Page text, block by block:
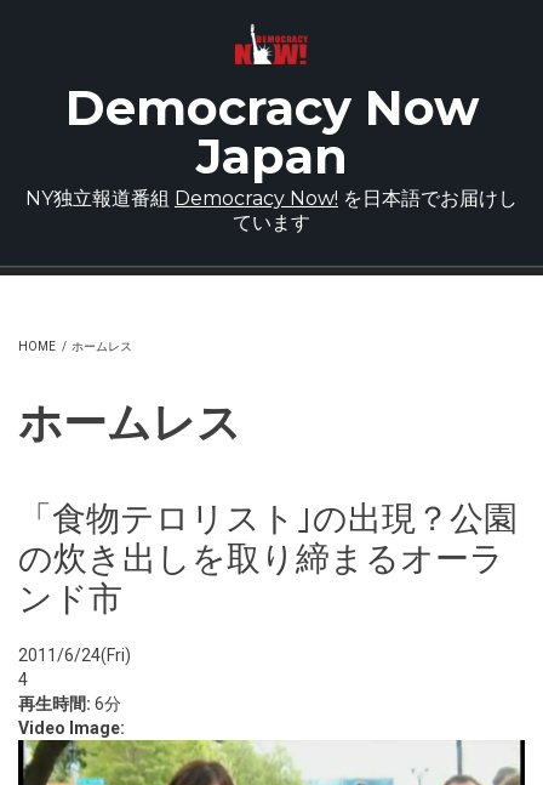
Democracy Now
Japan
NY独立報道番組 Democracy Now! を日本語でお届けし
ています
HOME / ホームレス
ホームレス
「食物テロリスト｣の出現？公園
の炊き出しを取り締まるオーラ
ンド市
2011/6/24(Fri)
4
再生時間: 6分
Video Image: